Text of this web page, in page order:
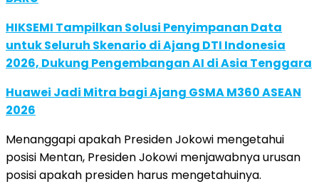
HIKSEMI Tampilkan Solusi Penyimpanan Data
untuk Seluruh Skenario di Ajang DTI Indonesia
2026, Dukung Pengembangan AI di Asia Tenggara
Huawei Jadi Mitra bagi Ajang GSMA M360 ASEAN
2026
Menanggapi apakah Presiden Jokowi mengetahui
posisi Mentan, Presiden Jokowi menjawabnya urusan
posisi apakah presiden harus mengetahuinya.